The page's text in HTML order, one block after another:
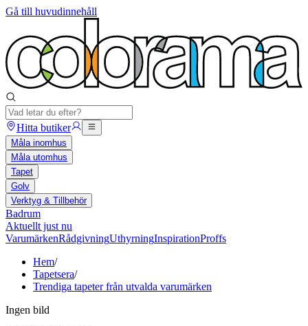
Gå till huvudinnehåll
Hitta butiker
Måla inomhus
Måla utomhus
Tapet
Golv
Verktyg & Tillbehör
Badrum
Aktuellt just nu
VarumärkenRådgivningUthyrningInspirationProffs
Hem/
Tapetsera/
Trendiga tapeter från utvalda varumärken
Ingen bild